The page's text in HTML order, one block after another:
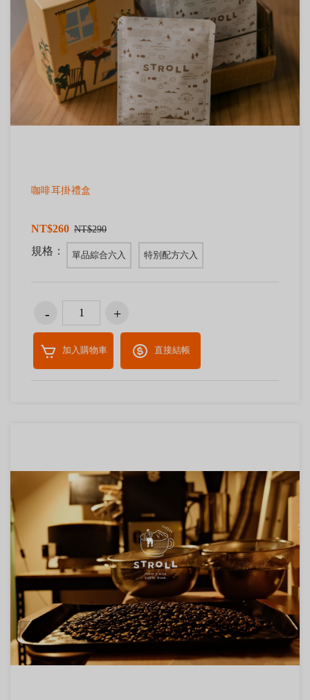
咖啡耳掛禮盒
NT$260 NT$290
規格： 單品綜合六入 特別配方六入
加入購物車 直接結帳